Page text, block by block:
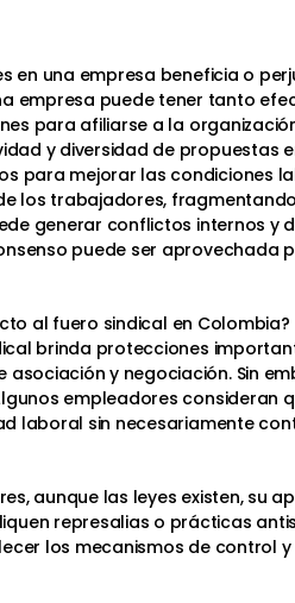
en una empresa beneficia o
empresa puede tener tanto
para afiliarse a la
y diversidad de propuestas
para mejorar las condiciones
los trabajadores,
generar conflictos internos
puede ser
al fuero sindical en Colombia?
brinda protecciones
y negociación. Sin
empleadores consideran
laboral sin necesariamente
aunque las leyes existen, su
represalias o prácticas
los mecanismos de control